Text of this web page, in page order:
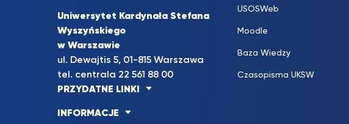
Uniwersytet Kardynała Stefana
Wyszyńskiego
w Warszawie
ul. Dewajtis 5, 01-815 Warszawa
tel. centrala 22 561 88 00
PRZYDATNE LINKI
INFORMACJE
USOSWeb
Moodle
Baza Wiedzy
Czasopisma UKSW